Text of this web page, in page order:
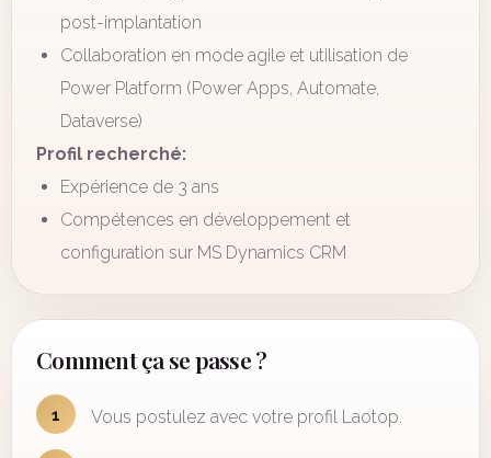
post-implantation
Collaboration en mode agile et utilisation de
Power Platform (Power Apps, Automate,
Dataverse)
Profil recherché:
Expérience de 3 ans
Compétences en développement et
configuration sur MS Dynamics CRM
Comment ça se passe ?
1 Vous postulez avec votre profil Laotop.